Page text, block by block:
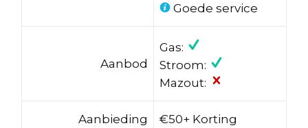
Goede service
Aanbod
Gas:
Stroom:
Mazout:
Aanbieding €50+ Korting